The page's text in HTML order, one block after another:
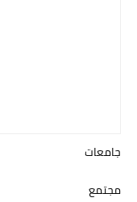
جامعات
مجتمع